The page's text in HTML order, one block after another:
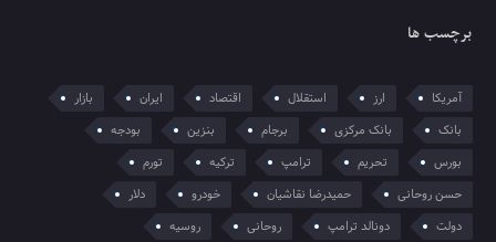
برچسب ها
آمریکا ارز استقلال اقتصاد ایران
بازار
بانک
بانک مرکزی برجام بنزین
بودجه
بورس
تحریم ترامپ ترکیه
تورم
حسن روحانی
حمیدرضا نقاشیان خودرو
دلار
دولت
دونالد ترامپ روحانی
روسیه